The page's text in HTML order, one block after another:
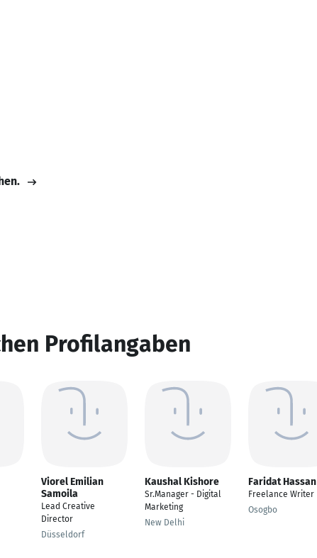
Profilangaben
Viorel Emilian
Samoila
Lead Creative
Director
Düsseldorf
Kaushal Kishore
Sr.Manager - Digital
Marketing
New Delhi
Faridat Hassan
Freelance Writer
Osogbo